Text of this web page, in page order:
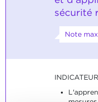
sécurité
Note